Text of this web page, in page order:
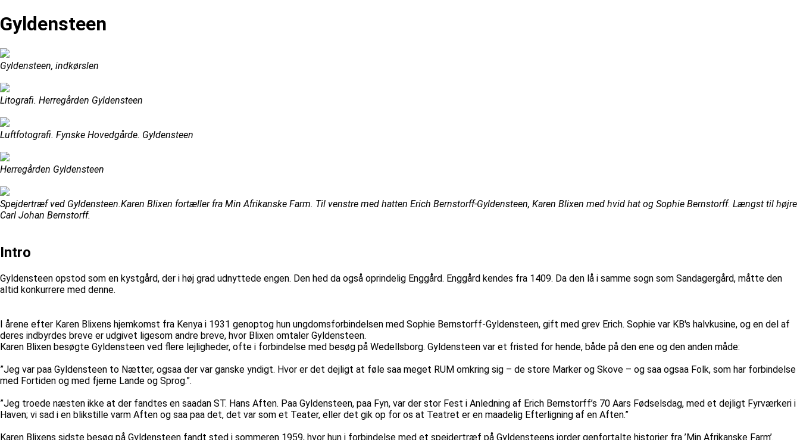
Gyldensteen
Gyldensteen, indkørslen
Litografi. Herregården Gyldensteen
Luftfotografi. Fynske Hovedgårde. Gyldensteen
Herregården Gyldensteen
Spejdertræf ved Gyldensteen.Karen Blixen fortæller fra Min Afrikanske Farm. Til venstre med hatten Erich Bernstorff-Gyldensteen, Karen Blixen med hvid hat og Sophie Bernstorff. Længst til højre
Carl Johan Bernstorff.
Intro
Gyldensteen opstod som en kystgård, der i høj grad udnyttede engen. Den hed da også oprindelig Enggård. Enggård kendes fra 1409. Da den lå i samme sogn som Sandagergård, måtte den
altid konkurrere med denne.
I årene efter Karen Blixens hjemkomst fra Kenya i 1931 genoptog hun ungdomsforbindelsen med Sophie Bernstorff-Gyldensteen, gift med grev Erich. Sophie var KB's halvkusine, og en del af
deres indbyrdes breve er udgivet ligesom andre breve, hvor Blixen omtaler Gyldensteen.
Karen Blixen besøgte Gyldensteen ved flere lejligheder, ofte i forbindelse med besøg på Wedellsborg. Gyldensteen var et fristed for hende, både på den ene og den anden måde:
”Jeg var paa Gyldensteen to Nætter, ogsaa der var ganske yndigt. Hvor er det dejligt at føle saa meget RUM omkring sig – de store Marker og Skove – og saa ogsaa Folk, som har forbindelse
med Fortiden og med fjerne Lande og Sprog.”.
”Jeg troede næsten ikke at der fandtes en saadan ST. Hans Aften. Paa Gyldensteen, paa Fyn, var der stor Fest i Anledning af Erich Bernstorff’s 70 Aars Fødselsdag, med et dejligt Fyrværkeri i
Haven; vi sad i en blikstille varm Aften og saa paa det, det var som et Teater, eller det gik op for os at Teatret er en maadelig Efterligning af en Aften.”
Karen Blixens sidste besøg på Gyldensteen fandt sted i sommeren 1959, hvor hun i forbindelse med et spejdertræf på Gyldensteens jorder genfortalte historier fra ’Min Afrikanske Farm’.